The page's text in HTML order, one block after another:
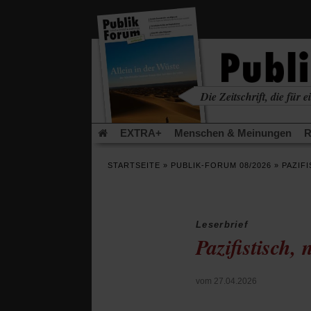
Tab)
Die Zeitschrift, die für
EXTRA+ Menschen & Meinungen
Leserinitiative Publik-Forum e.V.
Die
STARTSEITE » PUBLIK-FORUM 08/2026 »
Leserbrief
Pazifistisch,
vom 27.04.2026